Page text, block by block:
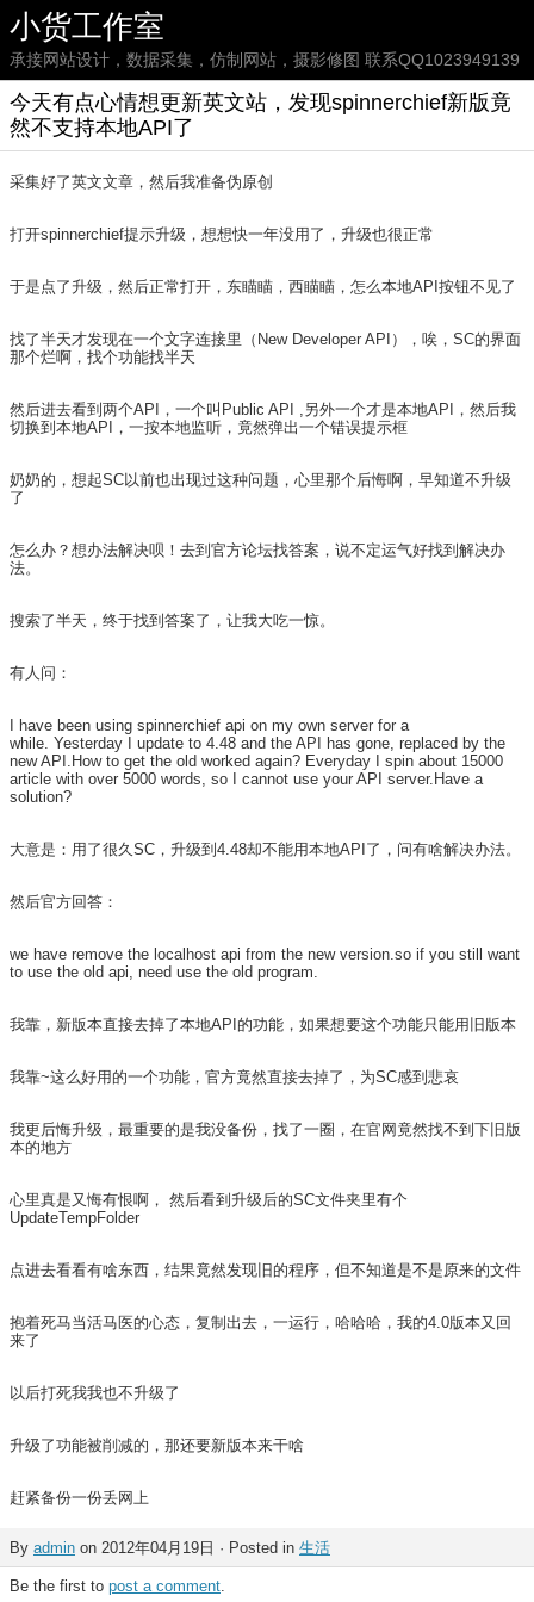
小货工作室
承接网站设计，数据采集，仿制网站，摄影修图 联系QQ1023949139
今天有点心情想更新英文站，发现spinnerchief新版竟
然不支持本地API了
采集好了英文文章，然后我准备伪原创
打开spinnerchief提示升级，想想快一年没用了，升级也很正常
于是点了升级，然后正常打开，东瞄瞄，西瞄瞄，怎么本地API按钮不见了
找了半天才发现在一个文字连接里（New Developer API），唉，SC的界面
那个烂啊，找个功能找半天
然后进去看到两个API，一个叫Public API ,另外一个才是本地API，然后我
切换到本地API，一按本地监听，竟然弹出一个错误提示框
奶奶的，想起SC以前也出现过这种问题，心里那个后悔啊，早知道不升级
了
怎么办？想办法解决呗！去到官方论坛找答案，说不定运气好找到解决办
法。
搜索了半天，终于找到答案了，让我大吃一惊。
有人问：
I have been using spinnerchief api on my own server for a
while. Yesterday I update to 4.48 and the API has gone, replaced by the
new API.How to get the old worked again? Everyday I spin about 15000
article with over 5000 words, so I cannot use your API server.Have a
solution?
大意是：用了很久SC，升级到4.48却不能用本地API了，问有啥解决办法。
然后官方回答：
we have remove the localhost api from the new version.so if you still want
to use the old api, need use the old program.
我靠，新版本直接去掉了本地API的功能，如果想要这个功能只能用旧版本
我靠~这么好用的一个功能，官方竟然直接去掉了，为SC感到悲哀
我更后悔升级，最重要的是我没备份，找了一圈，在官网竟然找不到下旧版
本的地方
心里真是又悔有恨啊， 然后看到升级后的SC文件夹里有个
UpdateTempFolder
点进去看看有啥东西，结果竟然发现旧的程序，但不知道是不是原来的文件
抱着死马当活马医的心态，复制出去，一运行，哈哈哈，我的4.0版本又回
来了
以后打死我我也不升级了
升级了功能被削减的，那还要新版本来干啥
赶紧备份一份丢网上
By admin on 2012年04月19日 · Posted in 生活
Be the first to post a comment.